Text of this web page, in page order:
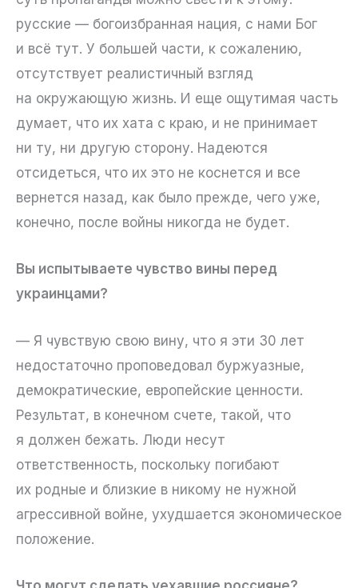
русские — богоизбранная нация, с нами Бог
и всё тут. У большей части, к сожалению,
отсутствует реалистичный взгляд
на окружающую жизнь. И еще ощутимая часть
думает, что их хата с краю, и не принимает
ни ту, ни другую сторону. Надеются
отсидеться, что их это не коснется и все
вернется назад, как было прежде, чего уже,
конечно, после войны никогда не будет.
Вы испытываете чувство вины перед
украинцами?
— Я чувствую свою вину, что я эти 30 лет
недостаточно проповедовал буржуазные,
демократические, европейские ценности.
Результат, в конечном счете, такой, что
я должен бежать. Люди несут
ответственность, поскольку погибают
их родные и близкие в никому не нужной
агрессивной войне, ухудшается экономическое
положение.